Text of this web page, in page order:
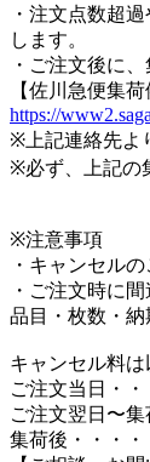
・注文点数超
します。
・ご注文後に
【佐川急便集
https://
※上記連絡先よ
※必ず、上記の
※注意事項
・キャンセル
・ご注文時に
品目・枚数・納
キャンセル料は
ご注文当日・
ご注文翌日〜集
集荷後・・・